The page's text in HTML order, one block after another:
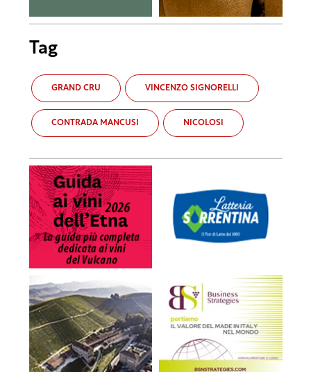
Tag
GRAND CRU VINCENZO SIGNORELLI
CONTRADA MANCUSI NICOLOSI